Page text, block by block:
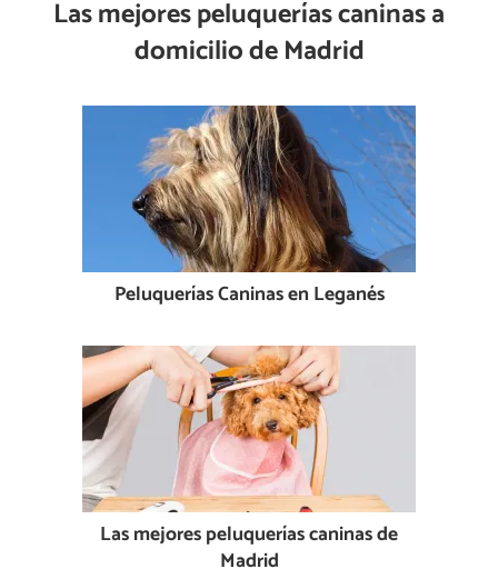
Las mejores peluquerías caninas a
domicilio de Madrid
Peluquerías Caninas en Leganés
Las mejores peluquerías caninas de
Madrid